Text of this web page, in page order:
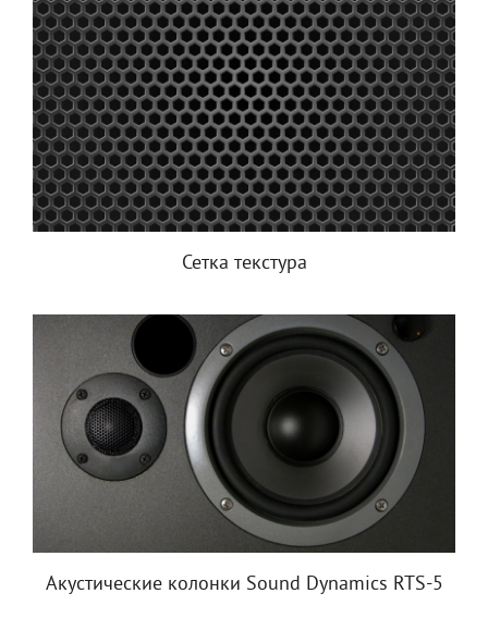
Сетка текстура
Акустические колонки Sound Dynamics RTS-5